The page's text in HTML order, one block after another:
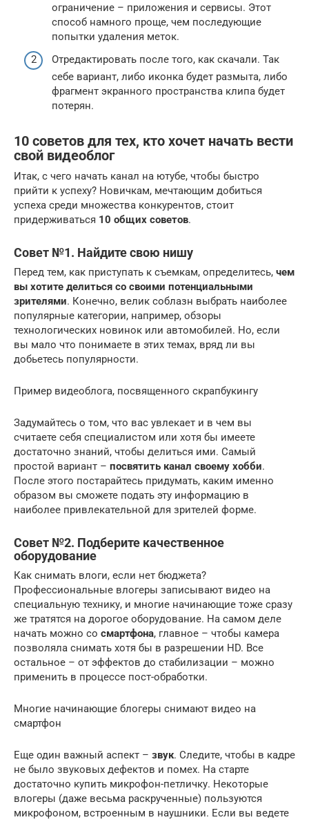
ограничение – приложения и сервисы. Этот
способ намного проще, чем последующие
попытки удаления меток.
Отредактировать после того, как скачали. Так
себе вариант, либо иконка будет размыта, либо
фрагмент экранного пространства клипа будет
потерян.
10 советов для тех, кто хочет начать вести
свой видеоблог
Итак, с чего начать канал на ютубе, чтобы быстро
прийти к успеху? Новичкам, мечтающим добиться
успеха среди множества конкурентов, стоит
придерживаться 10 общих советов.
Совет №1. Найдите свою нишу
Перед тем, как приступать к съемкам, определитесь, чем
вы хотите делиться со своими потенциальными
зрителями. Конечно, велик соблазн выбрать наиболее
популярные категории, например, обзоры
технологических новинок или автомобилей. Но, если
вы мало что понимаете в этих темах, вряд ли вы
добьетесь популярности.
Пример видеоблога, посвященного скрапбукингу
Задумайтесь о том, что вас увлекает и в чем вы
считаете себя специалистом или хотя бы имеете
достаточно знаний, чтобы делиться ими. Самый
простой вариант – посвятить канал своему хобби.
После этого постарайтесь придумать, каким именно
образом вы сможете подать эту информацию в
наиболее привлекательной для зрителей форме.
Совет №2. Подберите качественное
оборудование
Как снимать влоги, если нет бюджета?
Профессиональные влогеры записывают видео на
специальную технику, и многие начинающие тоже сразу
же тратятся на дорогое оборудование. На самом деле
начать можно со смартфона, главное – чтобы камера
позволяла снимать хотя бы в разрешении HD. Все
остальное – от эффектов до стабилизации – можно
применить в процессе пост-обработки.
Многие начинающие блогеры снимают видео на
смартфон
Еще один важный аспект – звук. Следите, чтобы в кадре
не было звуковых дефектов и помех. На старте
достаточно купить микрофон-петличку. Некоторые
влогеры (даже весьма раскрученные) пользуются
микрофоном, встроенным в наушники. Если вы ведете